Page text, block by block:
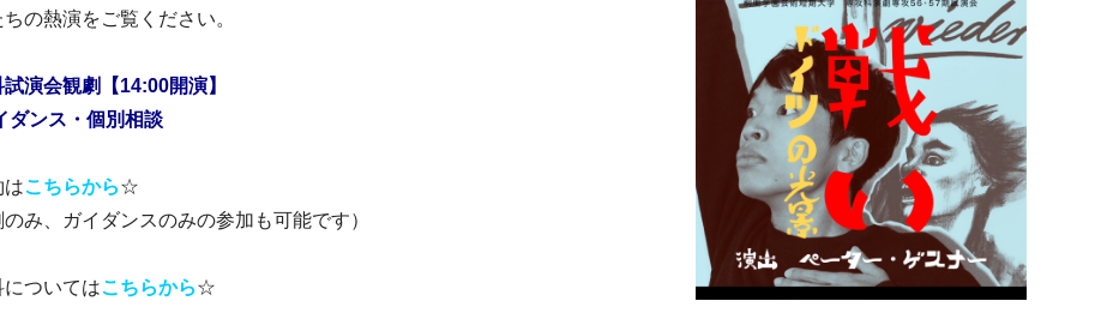
の熱演をご覧ください。
演会観劇【14:00開演】
ダンス・個別相談
はこちらから☆
のみ、ガイダンスのみの参加も可能です）
についてはこちらから☆